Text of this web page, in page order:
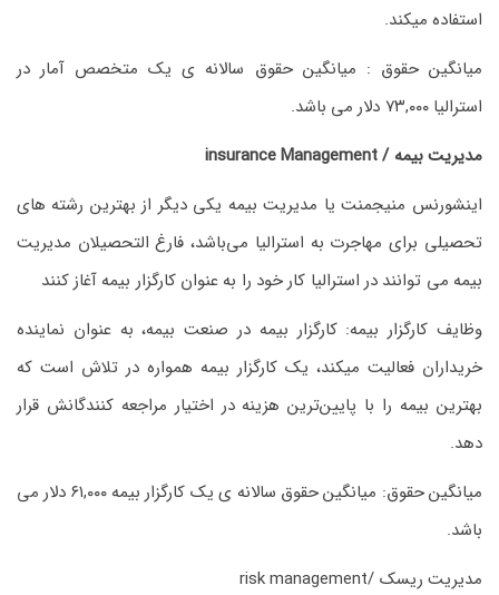
استفاده میکند.
میانگین حقوق : میانگین حقوق سالانه ی یک متخصص آمار در
استرالیا ۷۳,۰۰۰ دلار می باشد.
مدیریت بیمه / insurance Management
اینشورنس منیجمنت یا مدیریت بیمه یکی دیگر از بهترین رشته های
تحصیلی برای مهاجرت به استرالیا می‌باشد، فارغ التحصیلان مدیریت
بیمه می توانند در استرالیا کار خود را به عنوان کارگزار بیمه آغاز کنند
وظایف کارگزار بیمه: کارگزار بیمه در صنعت بیمه، به عنوان نماینده
خریداران فعالیت میکند، یک کارگزار بیمه همواره در تلاش است که
بهترین بیمه را با پایین‌ترین هزینه در اختیار مراجعه کنندگانش قرار
دهد.
میانگین حقوق: میانگین حقوق سالانه ی یک کارگزار بیمه ۶۱,۰۰۰ دلار می
باشد.
مدیریت ریسک /risk management